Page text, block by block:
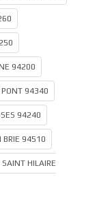
94200
94340
94240
94510
HILAIRE